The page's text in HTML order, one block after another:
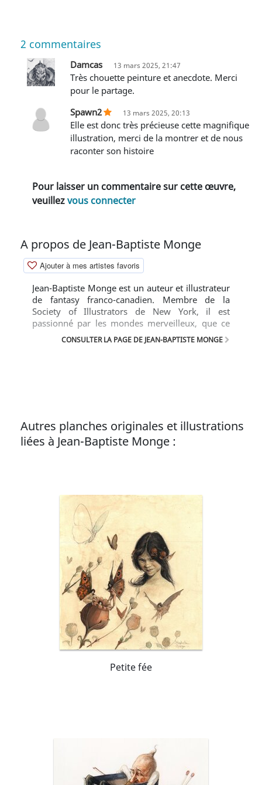
2 commentaires
Damcas 13 mars 2025, 21:47
Très chouette peinture et anecdote. Merci
pour le partage.
Spawn2
13 mars 2025, 20:13
Elle est donc très précieuse cette magnifique
illustration, merci de la montrer et de nous
raconter son histoire
Pour laisser un commentaire sur cette œuvre,
veuillezvous connecter
A propos de Jean-Baptiste Monge
Ajouter à mes artistes favoris
Jean-Baptiste Monge est un auteur et illustrateur
de fantasy franco-canadien. Membre de la
Society of Illustrators de New York, il est
passionné par les mondes merveilleux, que ce
soit dans la littérature, le cinéma, la peinture ou
l'illustration. Après douze années passées au
CONSULTER LA PAGE DE JEAN-BAPTISTE MONGE
Autres planches originales et illustrations
liées à Jean-Baptiste Monge :
Petite fée